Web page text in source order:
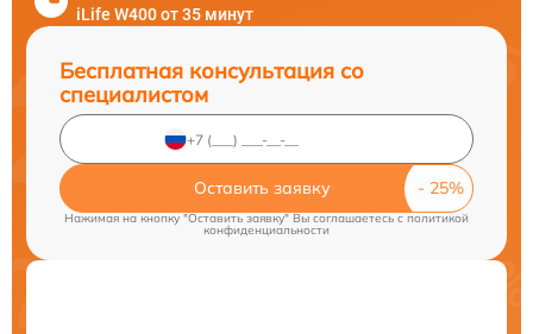
iLife W400 от 35 минут
Бесплатная консультация со
специалистом
Оставить заявку
Нажимая на кнопку "Оставить заявку" Вы соглашаетесь c политикой
конфиденциальности